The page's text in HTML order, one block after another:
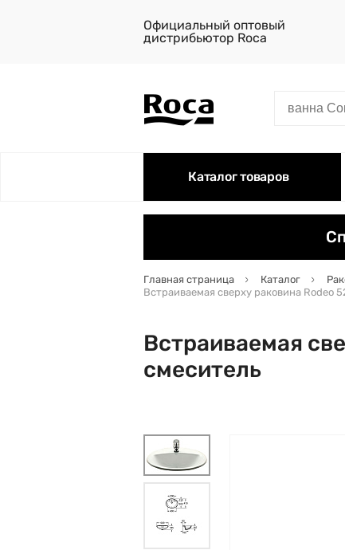
Официальный оптовый
дистрибьютор Roca
Каталог товаров
Главная страница Каталог
Встраиваемая сверху раковина Rodeo
Встраиваемая
смеситель